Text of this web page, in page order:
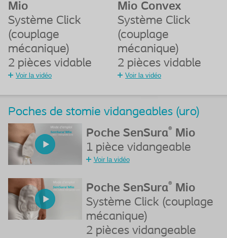
Mio
Système Click
(couplage
mécanique)
2 pièces vidable
Voir la vidéo
Mio Convex
Système Click
(couplage
mécanique)
2 pièces vidable
Voir la vidéo
Poches de stomie vidangeables (uro)
Poche SenSura® Mio
1 pièce vidangeable
Voir la vidéo
Poche SenSura® Mio
Système Click (couplage
mécanique)
2 pièces vidangeable